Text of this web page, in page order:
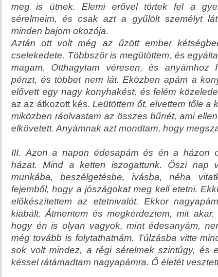
meg is ütnek. Elemi erővel törtek fel a
sérelmeim, és csak azt a gyűlölt személyt
minden bajom okozója.
Aztán ott volt még az űzött ember
cselekedete. Többször is megütöttem, és
magam. Otthagytam véresen, és anyámhoz
pénzt, és többet nem lát. Eközben apám a
elővett egy nagy konyhakést, és felém
az az átkozott kés. Leütöttem őt, elvettem tőle a
miközben ráolvastam az összes bűnét, ami
elkövetett. Anyámnak azt mondtam, hogy
III. Azon a napon édesapám és én a házon
házat. Mind a ketten iszogattunk. Őszi nap
munkába, beszélgetésbe, ivásba, néha
fejemből, hogy a jószágokat meg kell etetni.
előkészítettem az etetnivalót. Ekkor
kiabált. Átmentem és megkérdeztem, mit
hogy én is olyan vagyok, mint édesanyám,
még tovább is folytathatnám. Túlzásba vitte
sok volt mindez, a régi sérelmek szintúgy, és
késsel rátámadtam nagyapámra. Ő életét